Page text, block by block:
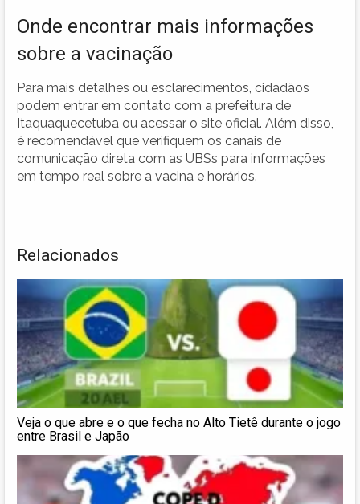
Onde encontrar mais informações
sobre a vacinação
Para mais detalhes ou esclarecimentos, cidadãos
podem entrar em contato com a prefeitura de
Itaquaquecetuba ou acessar o site oficial. Além disso,
é recomendável que verifiquem os canais de
comunicação direta com as UBSs para informações
em tempo real sobre a vacina e horários.
Relacionados
Veja o que abre e o que fecha no Alto Tietê durante o jogo
entre Brasil e Japão